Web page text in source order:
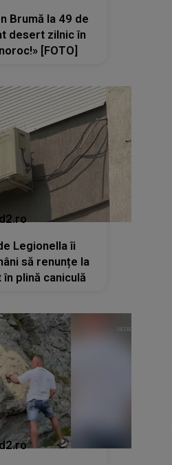
Brumă la 49 de
desert zilnic în
[FOTO]
Legionella îi
să renunțe la
plină caniculă